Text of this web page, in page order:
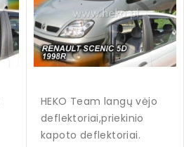
HEKO Team langų vėjo
deflektoriai,priekinio
kapoto deflektoriai.